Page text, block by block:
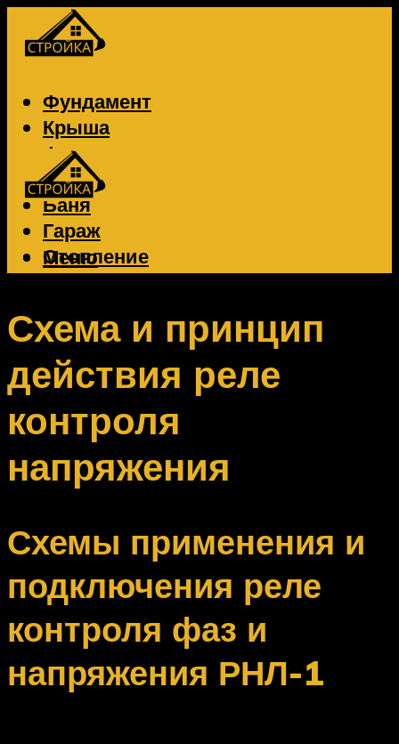
Фундамент
Крыша
Фасад
Забор
Баня
Гараж
Отопление
Вентиляция
Меню
Меню
Схема и принцип
действия реле
контроля
напряжения
Схемы применения и
подключения реле
контроля фаз и
напряжения РНЛ-1